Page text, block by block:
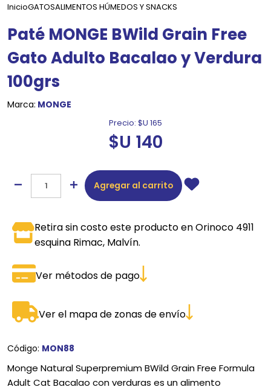
InicioGATOSALIMENTOS HÚMEDOS Y SNACKS
Paté MONGE BWild Grain Free
Gato Adulto Bacalao y Verdura
100grs
Marca: MONGE
Precio: $U 165
$U 140
Agregar al carrito
Retira sin costo este producto en Orinoco 4911
esquina Rimac, Malvín.
Ver métodos de pago
Ver el mapa de zonas de envío
Código: MON88
Monge Natural Superpremium BWild Grain Free Formula
Adult Cat Bacalao con verduras es un alimento